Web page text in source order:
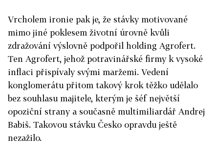
Vrcholem ironie pak je, že stávky motivované
mimo jiné poklesem životní úrovně kvůli
zdražování výslovně podpořil holding Agrofert.
Ten Agrofert, jehož potravinářské firmy k vysoké
inflaci přispívaly svými maržemi. Vedení
konglomerátu přitom takový krok těžko udělalo
bez souhlasu majitele, kterým je šéf největší
opoziční strany a současně multimiliardář Andrej
Babiš. Takovou stávku Česko opravdu ještě
nezažilo.